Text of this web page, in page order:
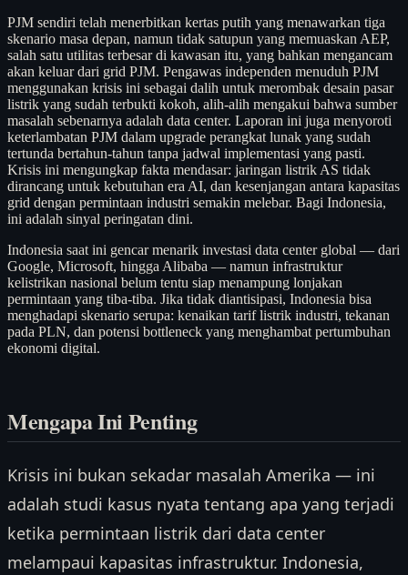
PJM sendiri telah menerbitkan kertas putih yang menawarkan tiga
skenario masa depan, namun tidak satupun yang memuaskan AEP,
salah satu utilitas terbesar di kawasan itu, yang bahkan mengancam
akan keluar dari grid PJM. Pengawas independen menuduh PJM
menggunakan krisis ini sebagai dalih untuk merombak desain pasar
listrik yang sudah terbukti kokoh, alih-alih mengakui bahwa sumber
masalah sebenarnya adalah data center. Laporan ini juga menyoroti
keterlambatan PJM dalam upgrade perangkat lunak yang sudah
tertunda bertahun-tahun tanpa jadwal implementasi yang pasti.
Krisis ini mengungkap fakta mendasar: jaringan listrik AS tidak
dirancang untuk kebutuhan era AI, dan kesenjangan antara kapasitas
grid dengan permintaan industri semakin melebar. Bagi Indonesia,
ini adalah sinyal peringatan dini.
Indonesia saat ini gencar menarik investasi data center global — dari
Google, Microsoft, hingga Alibaba — namun infrastruktur
kelistrikan nasional belum tentu siap menampung lonjakan
permintaan yang tiba-tiba. Jika tidak diantisipasi, Indonesia bisa
menghadapi skenario serupa: kenaikan tarif listrik industri, tekanan
pada PLN, dan potensi bottleneck yang menghambat pertumbuhan
ekonomi digital.
Mengapa Ini Penting
Krisis ini bukan sekadar masalah Amerika — ini
adalah studi kasus nyata tentang apa yang terjadi
ketika permintaan listrik dari data center
melampaui kapasitas infrastruktur. Indonesia,